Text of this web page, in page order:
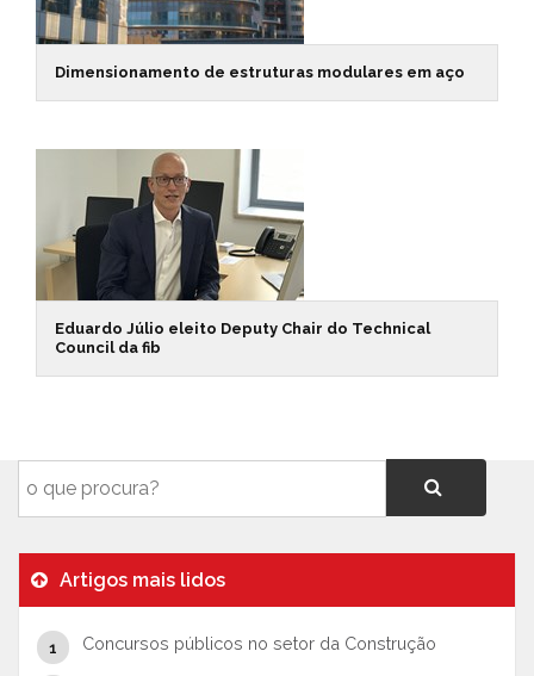
Dimensionamento de estruturas modulares em aço
Eduardo Júlio eleito Deputy Chair do Technical
Council da fib
Artigos mais lidos
Concursos públicos no setor da Construção